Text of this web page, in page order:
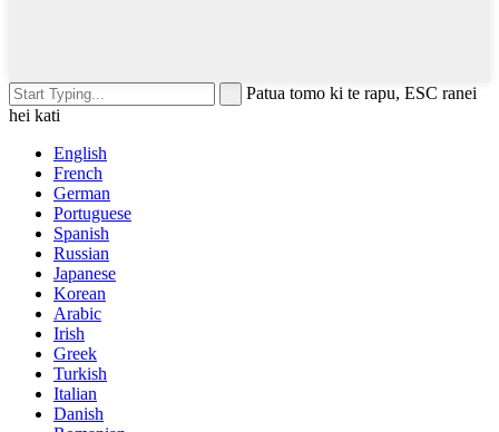
Patua tomo ki te rapu, ESC ranei
hei kati
English
French
German
Portuguese
Spanish
Russian
Japanese
Korean
Arabic
Irish
Greek
Turkish
Italian
Danish